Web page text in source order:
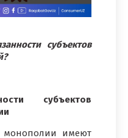
субъектов
субъектов
монополии имеют